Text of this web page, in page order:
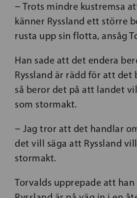
− Trots mindre kustremsa
känner Ryssland ett större
rusta upp sin flotta, ansåg
Han sade att det endera
Ryssland är rädd för att
så beror det på att landet
som stormakt.
− Jag tror att det handlar
det vill säga att Ryssland
stormakt.
Torvalds upprepade att